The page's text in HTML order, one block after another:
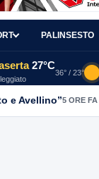
PALINSESTO
27°C
36° / 23°
e Avellino”5 ORE FA